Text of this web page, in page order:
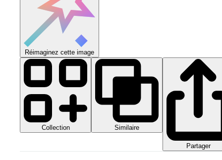
Réimaginez cette image
Collection Similaire
Partager